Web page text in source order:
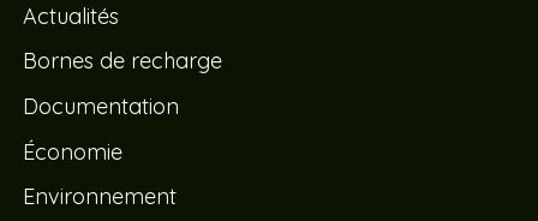
Actualités
Bornes de recharge
Documentation
Économie
Environnement